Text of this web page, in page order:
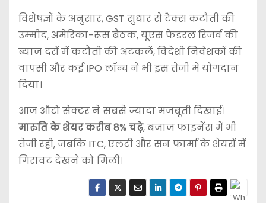
विशेषज्ञों के अनुसार, GST सुधार से टैक्स कटौती की
उम्मीद, अमेरिका-रूस बैठक, यूएस फेडरल रिजर्व की
ब्याज दरों में कटौती की अटकलें, विदेशी निवेशकों की
वापसी और कई IPO लॉन्च ने भी इस तेजी में योगदान
दिया।
आज ऑटो सेक्टर ने सबसे ज्यादा मजबूती दिखाई।
मारुति के शेयर करीब 8% चढ़े, बजाज फाइनेंस में भी
तेजी रही, जबकि ITC, एलटी और सन फार्मा के शेयरों में
गिरावट देखने को मिली।